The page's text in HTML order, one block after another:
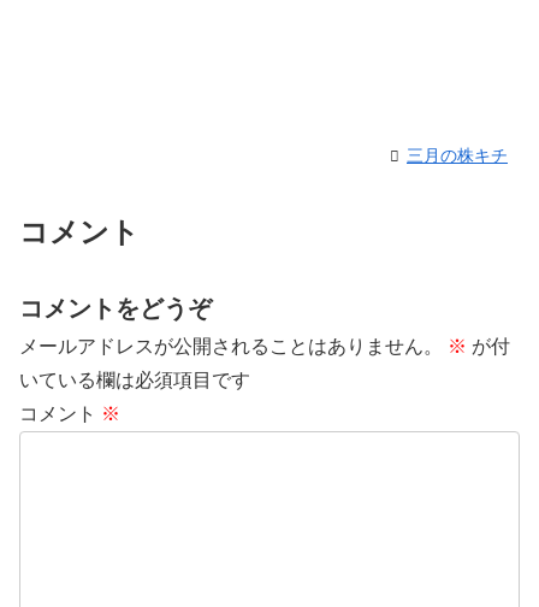
三月の株キチ
コメント
コメントをどうぞ
メールアドレスが公開されることはありません。 ※ が付
いている欄は必須項目です
コメント ※